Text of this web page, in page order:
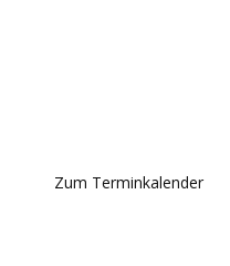
Zum Terminkalender